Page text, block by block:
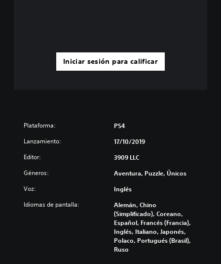
Iniciar sesión para calificar
Plataforma: PS4
Lanzamiento: 17/10/2019
Editor: 3909 LLC
Géneros: Aventura, Puzzle, Únicos
Voz: Inglés
Idiomas de pantalla:
Alemán, Chino
(Simplificado), Coreano,
Español, Francés (Francia),
Inglés, Italiano, Japonés,
Polaco, Portugués (Brasil),
Ruso